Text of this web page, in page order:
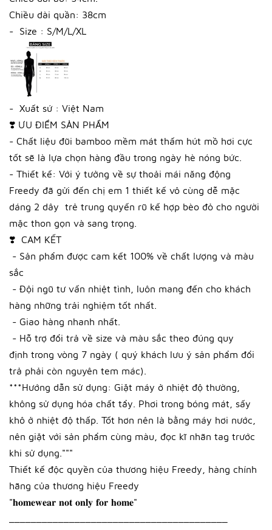
Chiều dài quần: 38cm
- Size : S/M/L/XL
- Xuất sứ : Việt Nam
❣️ ƯU ĐIỂM SẢN PHẨM
- Chất liệu đũi bamboo mềm mát thấm hút mồ hơi cực
tốt sẽ là lựa chọn hàng đầu trong ngày hè nóng bức.
- Thiết kế: Với ý tưởng về sự thoải mái năng động
Freedy đã gửi đến chị em 1 thiết kế vô cùng dễ mặc
dáng 2 dây trẻ trung quyến rũ kế hợp bèo đỏ cho người
mặc thon gọn và sang trọng.
❣️ CAM KẾT
- Sản phẩm được cam kết 100% về chất lượng và màu
sắc
- Đội ngũ tư vấn nhiệt tình, luôn mang đến cho khách
hàng những trải nghiệm tốt nhất.
- Giao hàng nhanh nhất.
- Hỗ trợ đổi trả về size và màu sắc theo đúng quy
định trong vòng 7 ngày ( quý khách lưu ý sản phẩm đổi
trả phải còn nguyên tem mác).
***Hướng dẫn sử dụng: Giặt máy ở nhiệt độ thường,
không sử dụng hóa chất tẩy. Phơi trong bóng mát, sấy
khô ở nhiệt độ thấp. Tốt hơn nên là bằng máy hơi nước,
nên giặt với sản phẩm cùng màu, đọc kĩ nhãn tag trước
khi sử dụng."""
Thiết kế độc quyền của thương hiệu Freedy, hàng chính
hãng của thương hiệu Freedy
"𝐡𝐨𝐦𝐞𝐰𝐞𝐚𝐫 𝐧𝐨𝐭 𝐨𝐧𝐥𝐲 𝐟𝐨𝐫 𝐡𝐨𝐦𝐞"